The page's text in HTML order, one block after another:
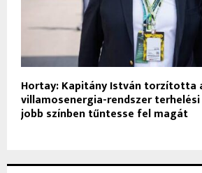
Hortay: Kapitány István torzította
villamosenergia-rendszer
jobb színben tűntesse fel magát